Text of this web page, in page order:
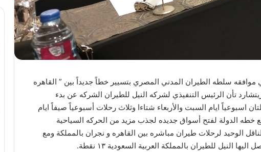
سلطه الطيران المدني المصري بتسيير خطاً جديداً بين ” القاهره
تأن الرئيس التنفيذي لشركه النيل للطيران الشركه عن بدء
الحالي بواقع رحلتان اسبوعياً ايام السبت والأربعاء شتاءا وثلاث رحلات أسبوعياً صيفاً ايام
خطه الدولة لفتح أسواق جديده لجذب مزيد من الحركه السياحية
الوحيد لرحلات طيران مباشره بين القاهره و نجران بالمملكة ومع
النيل للطيران بالمملكة العربية السعودية ١٣ نقطة.